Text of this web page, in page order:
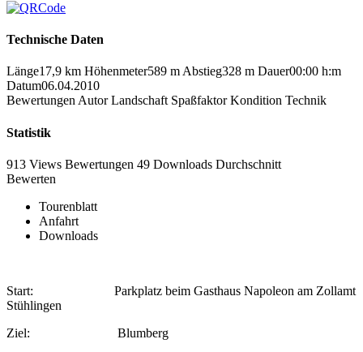
Technische Daten
Länge17,9 km Höhenmeter589 m Abstieg328 m Dauer00:00 h:m
Datum06.04.2010
Bewertungen Autor Landschaft Spaßfaktor Kondition Technik
Statistik
913 Views Bewertungen 49 Downloads Durchschnitt
Bewerten
Tourenblatt
Anfahrt
Downloads
Start: Parkplatz beim Gasthaus Napoleon am Zollamt
Stühlingen
Ziel: Blumberg